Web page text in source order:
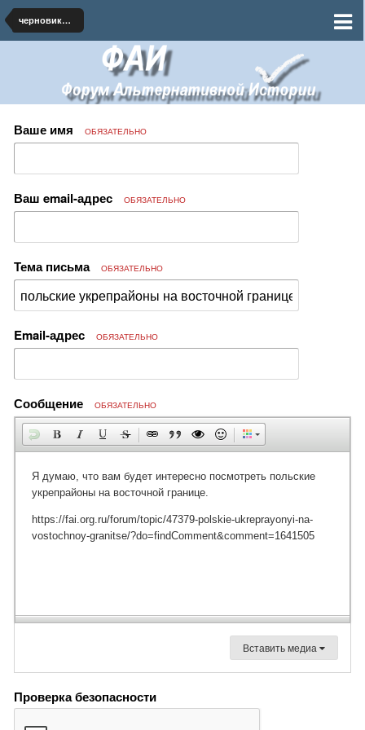
черновики и наброски по миру
Ваше имя ОБЯЗАТЕЛЬНО
Ваш email-адрес ОБЯЗАТЕЛЬНО
Тема письма ОБЯЗАТЕЛЬНО
Email-адрес ОБЯЗАТЕЛЬНО
Сообщение ОБЯЗАТЕЛЬНО
Вставить медиа
Проверка безопасности